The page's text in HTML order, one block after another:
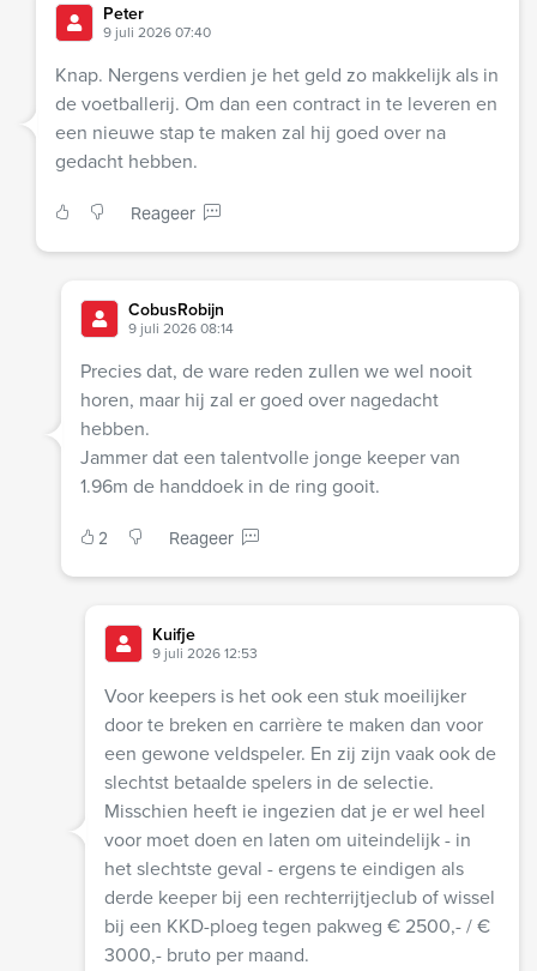
Peter
9 juli 2026 07:40
Knap. Nergens verdien je het geld zo makkelijk als in
de voetballerij. Om dan een contract in te leveren en
een nieuwe stap te maken zal hij goed over na
gedacht hebben.
Reageer
CobusRobijn
9 juli 2026 08:14
Precies dat, de ware reden zullen we wel nooit
horen, maar hij zal er goed over nagedacht
hebben.
Jammer dat een talentvolle jonge keeper van
1.96m de handdoek in de ring gooit.
2 Reageer
Kuifje
9 juli 2026 12:53
Voor keepers is het ook een stuk moeilijker
door te breken en carrière te maken dan voor
een gewone veldspeler. En zij zijn vaak ook de
slechtst betaalde spelers in de selectie.
Misschien heeft ie ingezien dat je er wel heel
voor moet doen en laten om uiteindelijk - in
het slechtste geval - ergens te eindigen als
derde keeper bij een rechterrijtjeclub of wissel
bij een KKD-ploeg tegen pakweg € 2500,- / €
3000,- bruto per maand.